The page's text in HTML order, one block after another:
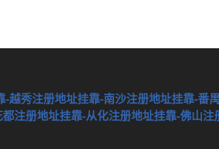
秀注册地址挂靠-南沙注册地址挂靠-番
都注册地址挂靠-从化注册地址挂靠-佛山注